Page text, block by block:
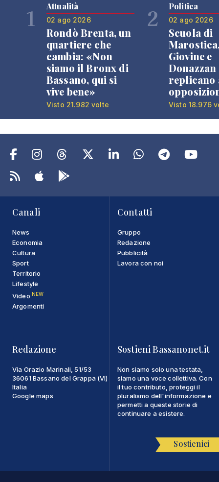
1 Attualità
02 ago 2026
Rondò Brenta, un
quartiere che
cambia: «Non
siamo il Bronx di
Bassano, qui si
vive bene»
Visto 21.982 volte
2 Politica
02 ago 2026
Scuola di
Giovine e
Donazzan
replicano
Visto 18.976
Canali
News
Economia
Cultura
Sport
Territorio
Lifestyle
Video NEW
Argomenti
Contatti
Gruppo
Redazione
Pubblicità
Lavora con noi
Redazione
Via Orazio Marinali, 51/53
36061 Bassano del Grappa (VI)
Italia
Google maps
Sostieni Bassanonet.it
Non siamo solo una testata,
siamo una voce collettiva. Con
il tuo contributo, proteggi il
pluralismo dell'informazione e
permetti a queste storie di
continuare a esistere.
Sostienici